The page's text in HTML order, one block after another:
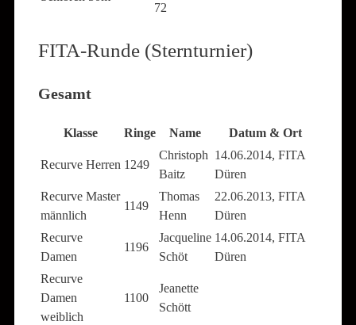
72
FITA-Runde (Sternturnier)
Gesamt
Klasse Ringe Name Datum & Ort
Recurve Herren 1249
Christoph
Baitz
14.06.2014, FITA
Düren
Recurve Master
männlich
1149
Thomas
Henn
22.06.2013, FITA
Düren
Recurve
Damen
1196
Jacqueline
Schöt
14.06.2014, FITA
Düren
Recurve
Damen
weiblich
1100
Jeanette
Schött